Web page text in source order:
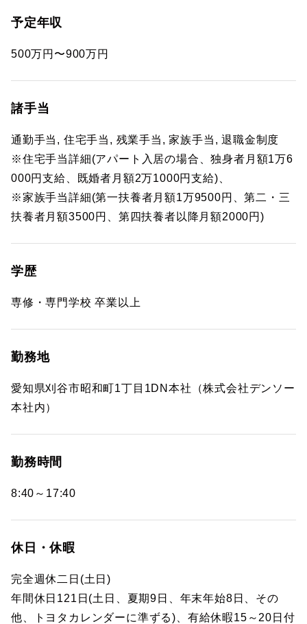
予定年収
500万円〜900万円
諸手当
通勤手当, 住宅手当, 残業手当, 家族手当, 退職金制度
※住宅手当詳細(アパート入居の場合、独身者月額1万6
000円支給、既婚者月額2万1000円支給)、
※家族手当詳細(第一扶養者月額1万9500円、第二・三
扶養者月額3500円、第四扶養者以降月額2000円)
学歴
専修・専門学校 卒業以上
勤務地
愛知県刈谷市昭和町1丁目1DN本社（株式会社デンソー
本社内）
勤務時間
8:40～17:40
休日・休暇
完全週休二日(土日)
年間休日121日(土日、夏期9日、年末年始8日、その
他、トヨタカレンダーに準ずる)、有給休暇15～20日付